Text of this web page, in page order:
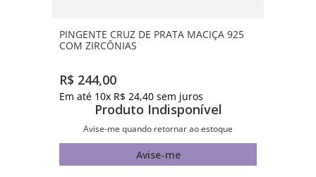
PINGENTE CRUZ DE PRATA MACIÇA 925
COM ZIRCÔNIAS
R$ 244,00
Em até 10x R$ 24,40 sem juros
Produto Indisponível
Avise-me quando retornar ao estoque
Avise-me